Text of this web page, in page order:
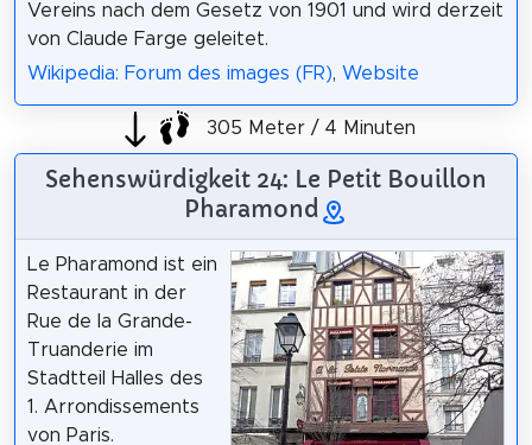
Vereins nach dem Gesetz von 1901 und wird derzeit
von Claude Farge geleitet.
Wikipedia: Forum des images (FR), Website
305 Meter / 4 Minuten
Sehenswürdigkeit 24: Le Petit Bouillon
Pharamond
Le Pharamond ist ein
Restaurant in der
Rue de la Grande-
Truanderie im
Stadtteil Halles des
1. Arrondissements
von Paris.